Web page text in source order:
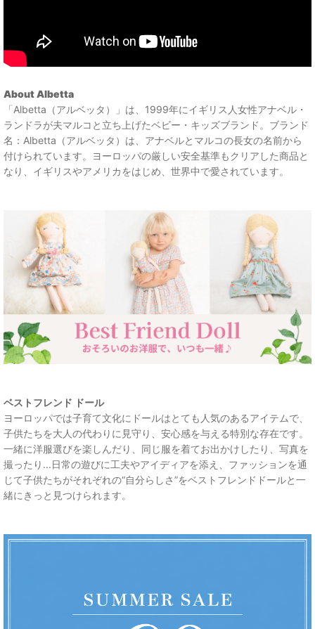
About Albetta
「Albetta（アルベッタ）」は、1999年にイギリス人女性アナベル・
ランドラが夫マルコと立ち上げたベビー・キッズブランド。ブランド
名：Albetta（アルベッタ）は、アナベルとマルコの長女の名前から
付けられています。ヨーロッパの厳しい安全基準もクリアした商品と
なり、イギリスやアメリカをはじめ、世界中で愛されています。
ベストフレンド ドール
ヨーロッパでは子育て文化にドールはとても人気のあるアイテムで、
子供たちを大人の代わりに見守り、安心感を与える特別な存在です。
一緒に洋服選びを楽しんだり、同じ服を着てお出かけしたり、写真を
撮ったり...日常の遊びに工夫やアイディアを添え、ファッションを通
じて子供たちがそれぞれの“自分らしさ”をベストフレンドドールと一
緒にきっと見つけられます。